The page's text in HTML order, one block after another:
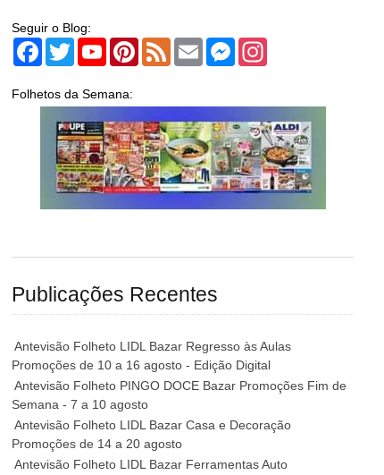
Seguir o Blog:
Facebook
TwitterYouTubePinterest
Feed Email Messenger
Folhetos da Semana:
Publicações Recentes
Antevisão Folheto LIDL Bazar Regresso às Aulas
Promoções de 10 a 16 agosto - Edição Digital
Antevisão Folheto PINGO DOCE Bazar Promoções Fim de
Semana - 7 a 10 agosto
Antevisão Folheto LIDL Bazar Casa e Decoração
Promoções de 14 a 20 agosto
Antevisão Folheto LIDL Bazar Ferramentas Auto